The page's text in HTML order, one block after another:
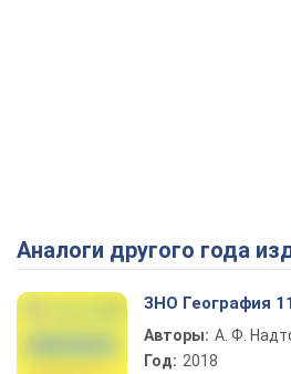
Аналоги другого года
ЗНО География
Авторы: А. Ф.
Год: 2018